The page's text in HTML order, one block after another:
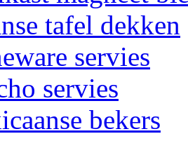
tafel dekken
servies
servies
bekers